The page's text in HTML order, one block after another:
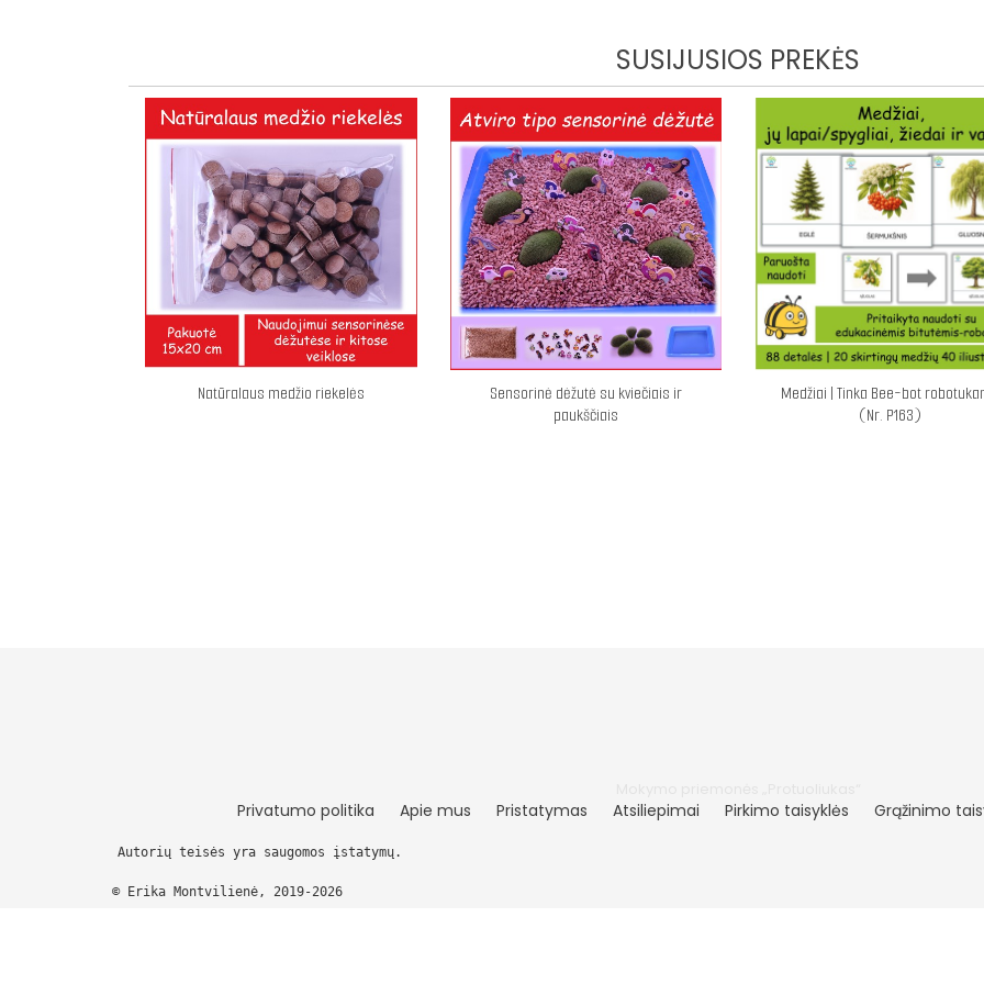
SUSIJUSIOS PREKĖS
Natūralaus medžio riekelės
Sensorinė dėžutė su kviečiais ir
paukščiais
Medžiai | Tinka Bee-bot
(Nr. P163)
Privatumo politika Apie mus Pristatymas Atsiliepimai Pirkimo taisyklės Grąžinimo
Autorių teisės yra saugomos įstatymų.
© Erika Montvilienė, 2019-2026